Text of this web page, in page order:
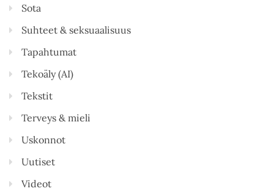
Sota
Suhteet & seksuaalisuus
Tapahtumat
Tekoäly (AI)
Tekstit
Terveys & mieli
Uskonnot
Uutiset
Videot